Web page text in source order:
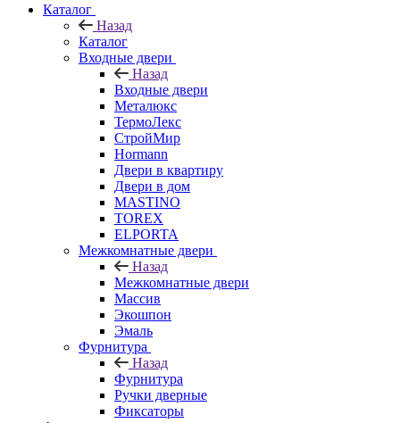
Каталог
Назад
Каталог
Входные двери
Назад
Входные двери
Металюкс
ТермоЛекс
СтройМир
Hormann
Двери в квартиру
Двери в дом
MASTINO
TOREX
ELPORTA
Межкомнатные двери
Назад
Межкомнатные двери
Массив
Экошпон
Эмаль
Фурнитура
Назад
Фурнитура
Ручки дверные
Фиксаторы